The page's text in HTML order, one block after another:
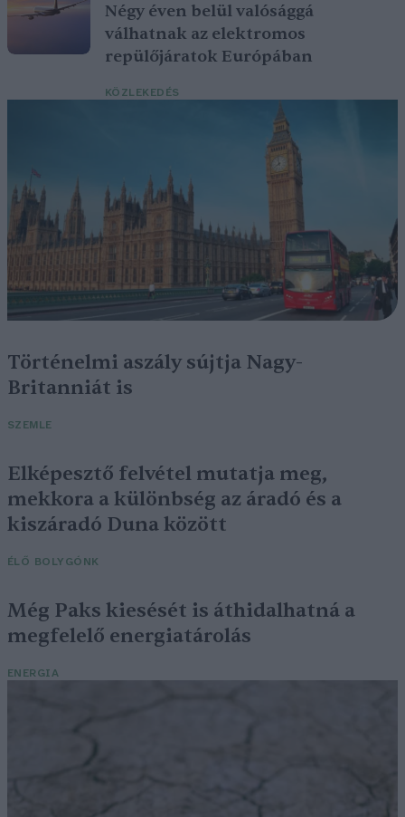
Négy éven belül valósággá
válhatnak az elektromos
repülőjáratok Európában
KÖZLEKEDÉS
Történelmi aszály sújtja Nagy-
Britanniát is
SZEMLE
Elképesztő felvétel mutatja meg,
mekkora a különbség az áradó és a
kiszáradó Duna között
ÉLŐ BOLYGÓNK
Még Paks kiesését is áthidalhatná a
megfelelő energiatárolás
ENERGIA